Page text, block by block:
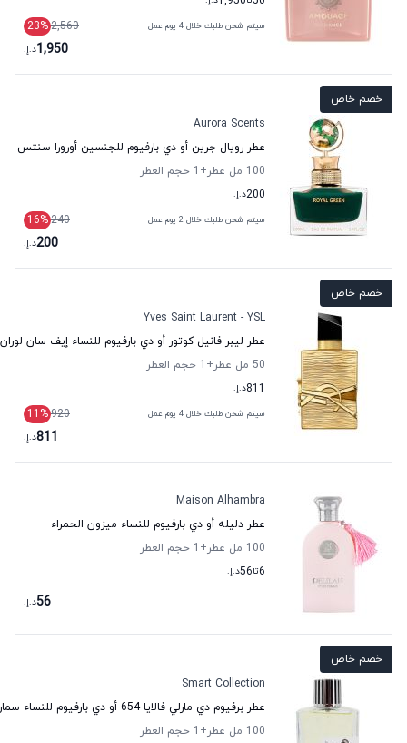
سيتم شحن طلبك خلال 4 يوم عمل 2,560
23%
1,950د.إ.
خصم خاص
Aurora Scents
عطر رويال جرين أو دي بارفيوم للجنسين أورورا سنتس
100 مل عطر
+1
حجم العطر
200د.إ.
سيتم شحن طلبك خلال 2 يوم عمل 240
16%
200د.إ.
خصم خاص
Yves Saint Laurent - YSL
عطر ليبر فانيل كوتور أو دي بارفيوم للنساء إيف سان لوران
50 مل عطر
+1
حجم العطر
811د.إ.
سيتم شحن طلبك خلال 4 يوم عمل 920
11 %
811د.إ.
Maison Alhambra
عطر دليله أو دي بارفيوم للنساء ميزون الحمراء
100 مل عطر
+1
حجم العطر
6تا56د.إ.
56د.إ.
خصم خاص
Smart Collection
عطر برفيوم دي مارلي فالايا 654 أو دي بارفيوم للنساء سمارت كولكشن
100 مل عطر
+1
حجم العطر